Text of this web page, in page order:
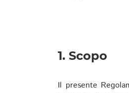
1. Scopo
Il presente